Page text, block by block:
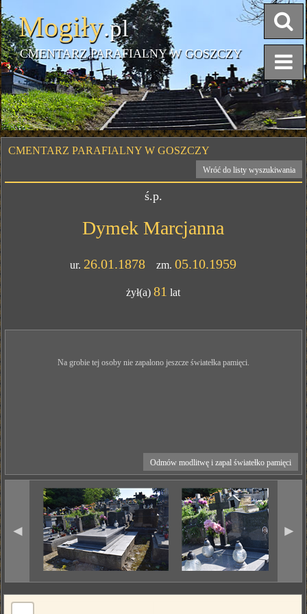
Mogiły.pl
CMENTARZ PARAFIALNY W GOSZCZY
CMENTARZ PARAFIALNY W GOSZCZY
Wróć do listy wyszukiwania
ś.p.
Dymek Marcjanna
ur. 26.01.1878 zm.05.10.1959
żył(a)81 lat
Na grobie tej osoby nie zapalono jeszcze światełka pamięci.
Odmów modlitwę i zapal światełko pamięci
◄ ►